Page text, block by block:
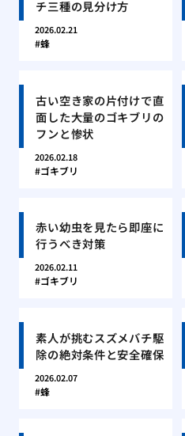
チ三種の見分け方
2026.02.21
蜂
古い空き家の片付けで直
面した大量のゴキブリの
フンと惨状
2026.02.18
ゴキブリ
赤い幼虫を見たら即座に
行うべき対策
2026.02.11
ゴキブリ
素人が挑むスズメバチ駆
除の絶対条件と安全確保
2026.02.07
蜂